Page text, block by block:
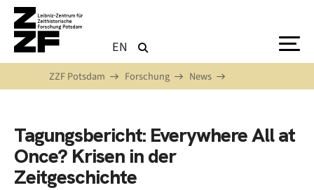
Direkt zum Inhalt
EN
ZZF Potsdam Forschung News
Tagungsbericht: Everywhere All at
Once? Krisen in der
Zeitgeschichte